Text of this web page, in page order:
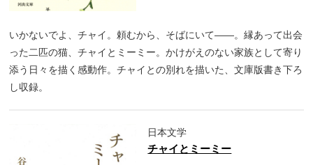
いかないでよ、チャイ。頼むから、そばにいて――。縁あって出会
った二匹の猫、チャイとミーミー。かけがえのない家族として寄り
添う日々を描く感動作。チャイとの別れを描いた、文庫版書き下ろ
し収録。
日本文学
チャイとミーミー